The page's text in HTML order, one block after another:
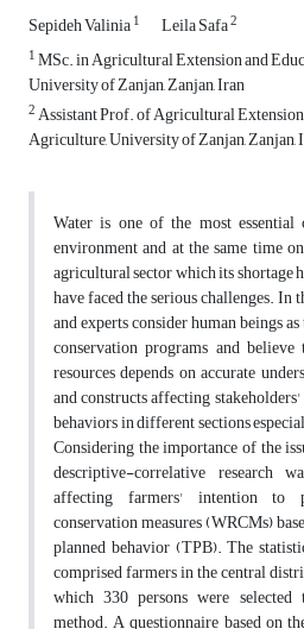
Sepideh Valinia1 Leila Safa2
1MSc. in Agricultural Extension and
University of Zanjan, Zanjan, Iran
2Assistant Prof. of Agricultural
Agriculture, University of Zanjan, Zanjan,
Water is one of the most
environment and at the same time
agricultural sector which its shortage
have faced the serious challenges. In
and experts consider human beings
conservation programs and
resources depends on accurate
and constructs affecting
behaviors in different sections
Considering the importance of the
descriptive-correlative research
affecting farmers' intention to
conservation measures (WRCMs)
planned behavior (TPB). The
comprised farmers in the central
which 330 persons were